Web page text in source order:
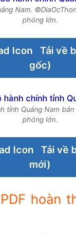
Nam.
phóng lớn.
Tải về
gốc)
tỉnh Quảng Nam
phóng lớn.
Tải về
mới)
hoàn